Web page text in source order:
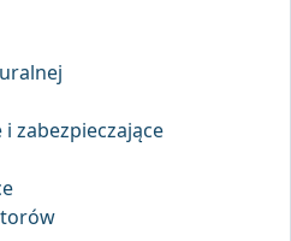
zabezpieczające